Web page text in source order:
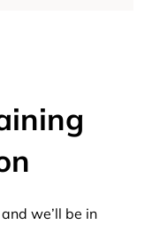
we’ll be in